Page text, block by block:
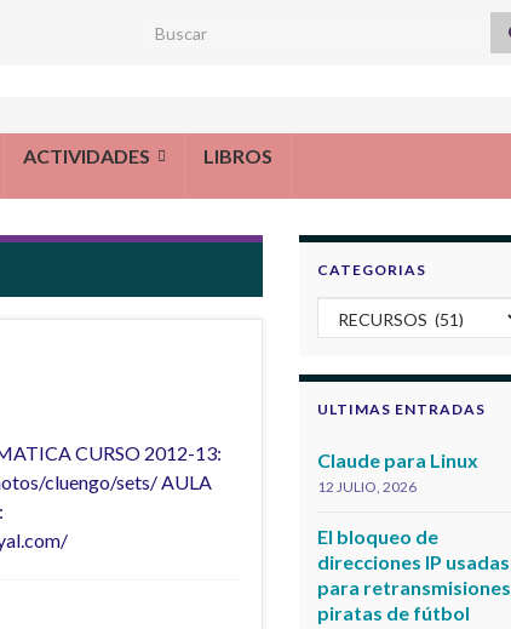
Search for:
ACTIVIDADES LIBROS
CURSO 2012-13:
cluengo/sets/ AULA
CATEGORIAS
Categorias
ULTIMAS ENTRADAS
Claude para Linux
12 JULIO, 2026
El bloqueo de
direcciones IP usadas
para retransmisiones
piratas de fútbol